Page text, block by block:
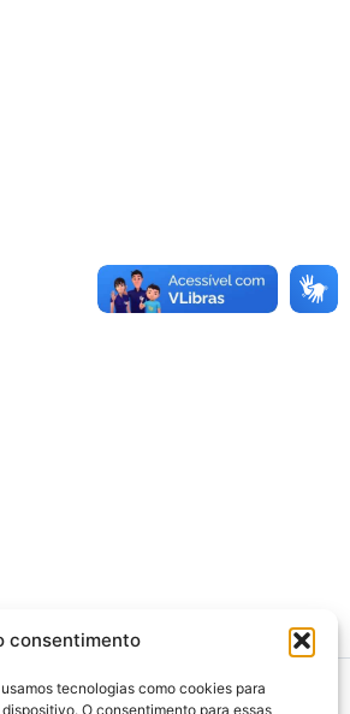
consentimento
tecnologias como cookies para
O consentimento para essas